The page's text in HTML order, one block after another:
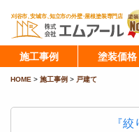
施工事例 塗装価格
HOME > 施工事例 > 戸建て
『